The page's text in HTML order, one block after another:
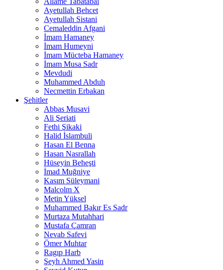
Ayetullah Behcet
Ayetullah Sistani
Cemaleddin Afgani
İmam Hamaney
İmam Humeyni
İmam Mücteba Hamaney
İmam Musa Sadr
Mevdudi
Muhammed Abduh
Necmettin Erbakan
Şehitler
Abbas Musavi
Ali Şeriati
Fethi Şikaki
Halid İslambuli
Hasan El Benna
Hasan Nasrallah
Hüseyin Beheşti
İmad Muğniye
Kasım Süleymani
Malcolm X
Metin Yüksel
Muhammed Bakır Es Sadr
Murtaza Mutahhari
Mustafa Çamran
Nevab Safevi
Ömer Muhtar
Ragıp Harb
Şeyh Ahmed Yasin